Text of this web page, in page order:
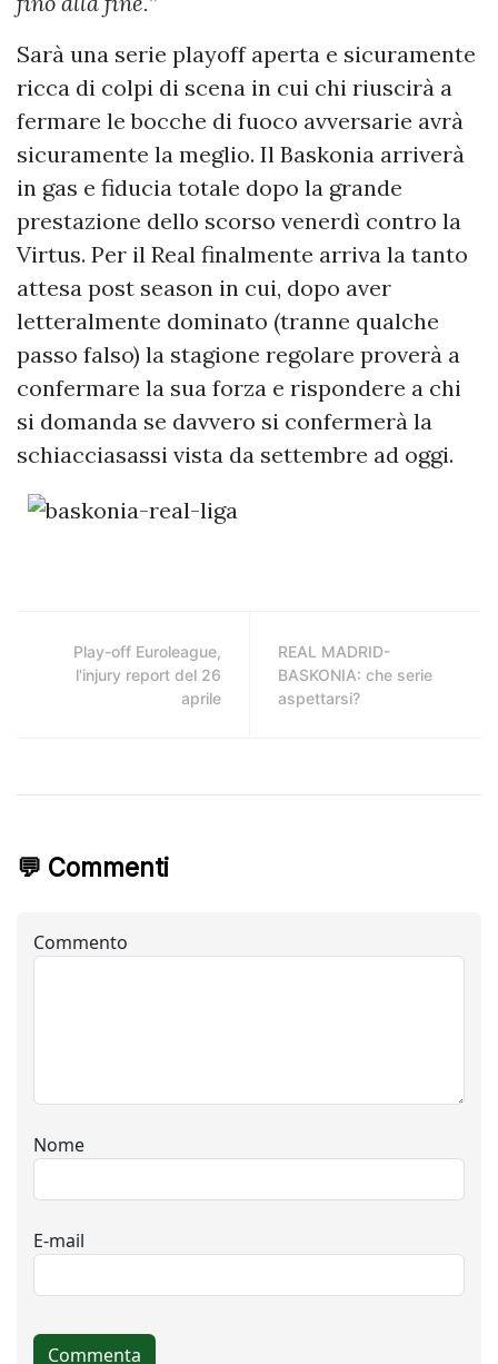
Sarà una serie playoff aperta e sicuramente
ricca di colpi di scena in cui chi riuscirà a
fermare le bocche di fuoco avversarie avrà
sicuramente la meglio. Il Baskonia arriverà
in gas e fiducia totale dopo la grande
prestazione dello scorso venerdì contro la
Virtus. Per il Real finalmente arriva la tanto
attesa post season in cui, dopo aver
letteralmente dominato (tranne qualche
passo falso) la stagione regolare proverà a
confermare la sua forza e rispondere a chi
si domanda se davvero si confermerà la
schiacciasassi vista da settembre ad oggi.
Play-off Euroleague,
l'injury report del 26
aprile
REAL MADRID-
BASKONIA: che serie
aspettarsi?
💬 Commenti